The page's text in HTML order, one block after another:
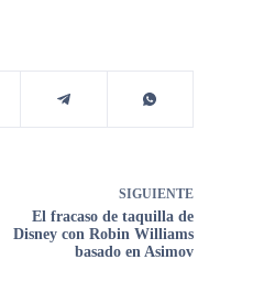
SIGUIENTE
El fracaso de taquilla de
Disney con Robin Williams
basado en Asimov